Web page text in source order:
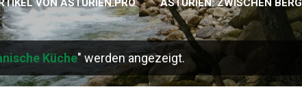
VON ASTURIEN.PRO ASTURIEN: ZWISCHEN
Küche" werden angezeigt.